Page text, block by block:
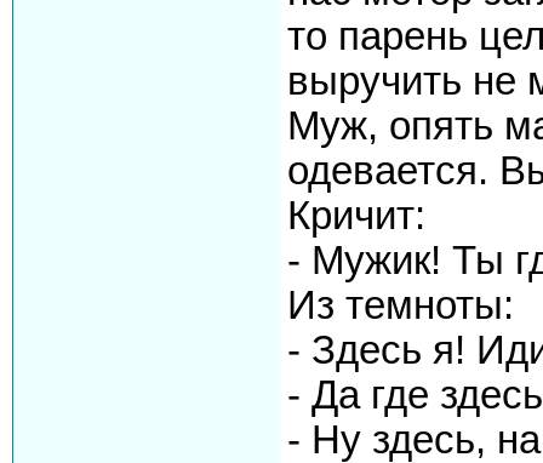
то парень
выручить не
Муж, опять
одевается.
Кричит:
- Мужик! Ты
Из темноты:
- Здесь я!
- Да где
- Ну здесь,